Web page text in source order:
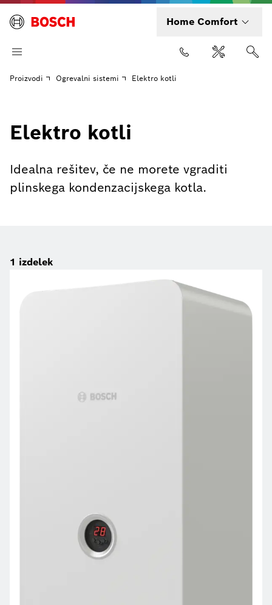
Home Comfort
Proizvodi Ogrevalni sistemi Elektro kotli
Elektro kotli
Idealna rešitev, če ne morete vgraditi
plinskega kondenzacijskega kotla.
1 izdelek